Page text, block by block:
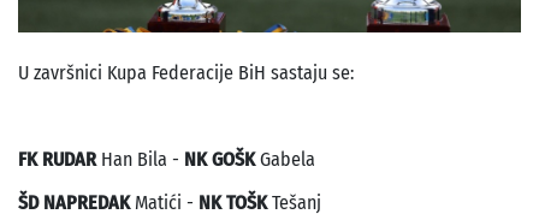
U završnici Kupa Federacije BiH sastaju se:
FK RUDAR Han Bila - NK GOŠKGabela
ŠD NAPREDAK Matići - NK TOŠKTešanj